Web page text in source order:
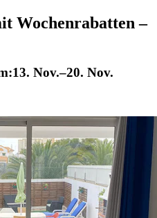
Wochenrabatten –
13. Nov.–20. Nov.